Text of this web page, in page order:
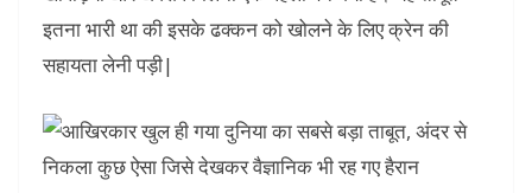
इतना भारी था की इसके ढक्कन को खोलने के लिए क्रेन की
सहायता लेनी पड़ी|